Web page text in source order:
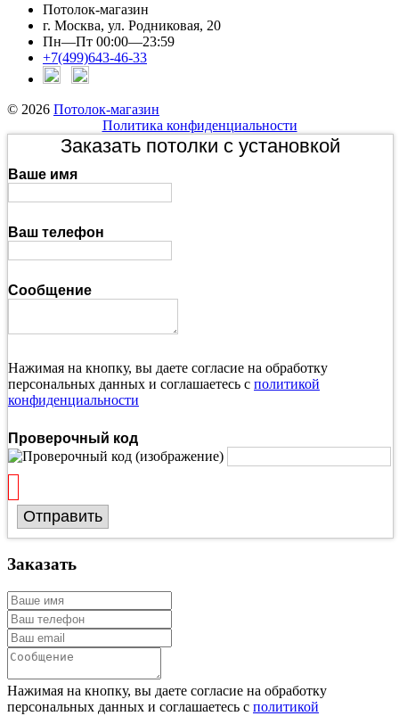
Потолок-магазин
г. Москва, ул. Родниковая, 20
Пн—Пт 00:00—23:59
+7(499)643-46-33
© 2026 Потолок-магазин
Политика конфиденциальности
Заказать потолки с установкой
Ваше имя
Ваш телефон
Сообщение
Нажимая на кнопку, вы даете согласие на обработку
персональных данных и соглашаетесь с политикой
конфиденциальности
Проверочный код
Отправить
Заказать
Нажимая на кнопку, вы даете согласие на обработку
персональных данных и соглашаетесь с политикой